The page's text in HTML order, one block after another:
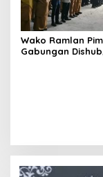
Wako Ramlan
Gabungan